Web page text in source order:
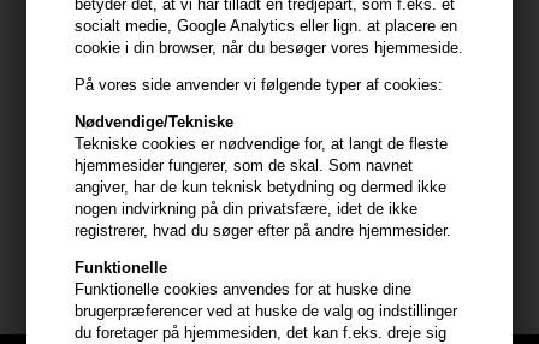
betyder det, at vi har tilladt en tredjepart, som f.eks. et
socialt medie, Google Analytics eller lign. at placere en
cookie i din browser, når du besøger vores hjemmeside.
På vores side anvender vi følgende typer af cookies:
Nødvendige/Tekniske
Tekniske cookies er nødvendige for, at langt de fleste
hjemmesider fungerer, som de skal. Som navnet
angiver, har de kun teknisk betydning og dermed ikke
nogen indvirkning på din privatsfære, idet de ikke
registrerer, hvad du søger efter på andre hjemmesider.
Funktionelle
Funktionelle cookies anvendes for at huske dine
brugerpræferencer ved at huske de valg og indstillinger
du foretager på hjemmesiden, det kan f.eks. dreje sig
Anvendelse
- Ryst flasken grundigt før brug
- Del håret op i sektioner
- Spray direkte ved hårrødderne med ca. 15 cm afstand
- Lad produktet sætte sig i et par sekunder
- Massér let ind med fingerspidserne
- Børst eller style håret som ønsket
Størrelse: 200ml.